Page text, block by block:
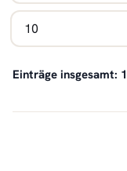
Einträge insgesamt: 1